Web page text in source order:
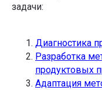
задачи:
Диагностика
Разработка
продуктовых
Адаптация